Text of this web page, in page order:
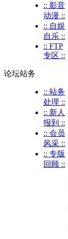
:: 影音
动漫 ::
:: 自娱
自乐 ::
:: FTP
专区 ::
论坛站务
:: 站务
处理 ::
:: 新人
报到 ::
:: 会员
风采 ::
:: 专版
回顾 ::